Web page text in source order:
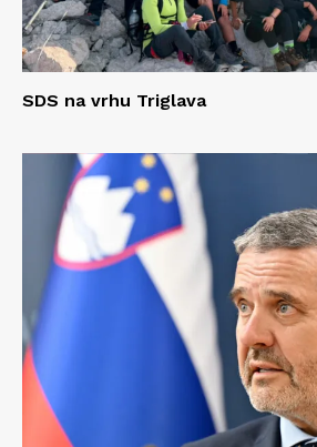
SDS na vrhu Triglava